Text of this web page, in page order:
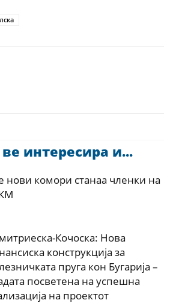
интересира и...
нови комори станаа членки на
Кочоска: Нова
конструкција за
пруга кон Бугарија –
посветена на успешна
на проектот